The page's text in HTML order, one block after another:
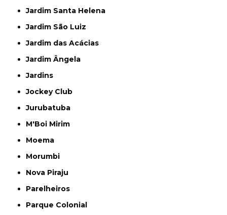
Jardim Santa Helena
Jardim São Luiz
Jardim das Acácias
Jardim Ângela
Jardins
Jockey Club
Jurubatuba
M'Boi Mirim
Moema
Morumbi
Nova Piraju
Parelheiros
Parque Colonial